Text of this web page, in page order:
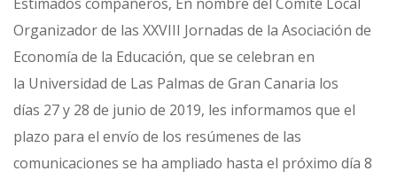
Organizador de las XXVIII Jornadas de la Asociación de
Economía de la Educación, que se celebran en
la Universidad de Las Palmas de Gran Canaria los
días 27 y 28 de junio de 2019, les informamos que el
plazo para el envío de los resúmenes de las
comunicaciones se ha ampliado hasta el próximo día 8